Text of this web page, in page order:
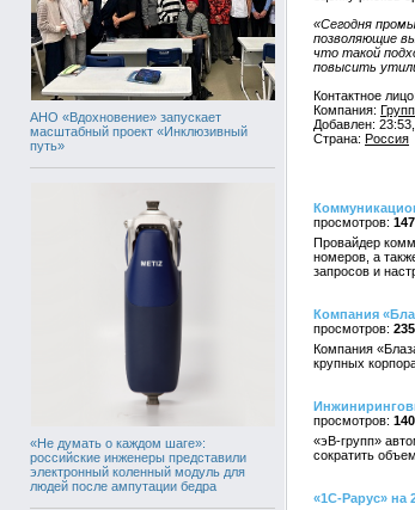
АНО «Вдохновение» запускает
масштабный проект «Инклюзивный
путь»
«Не думать о каждом шаге»:
российские инженеры представили
электронный коленный модуль для
людей после ампутации бедра
«Сегодня
позволяющие
что такой
повысить
Контактное лицо:
Компания:
Добавлен:
Страна: Россия
147
Провайдер
номеров, а
запросов и
Компания
235
Компания
крупных
140
«эВ-групп»
сократить
«1С-Рарус» на